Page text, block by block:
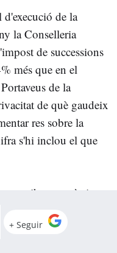
de la
la Conselleria
de successions
més que en el
de la
de què gaudeix
res sobre la
s'hi inclou el que
anònim.
Catalunya
que la fortuna
uns 8.000